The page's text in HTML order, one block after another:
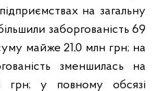
на загальну
заборгованість 69
майже 21,0 млн грн; на
зменшилась на
грн; у повному обсязі